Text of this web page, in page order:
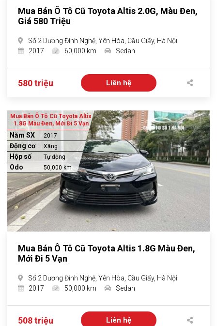
Mua Bán Ô Tô Cũ Toyota Altis 2.0G, Màu Đen,
Giá 580 Triệu
Số 2 Dương Đình Nghệ, Yên Hòa, Cầu Giấy, Hà Nội
2017
60,000 km Sedan
580 triệu Liên hệ
Mua Bán Ô Tô Cũ Toyota Altis
1.8G Màu Đen, Mới Đi 5 Vạn
Năm SX 2017
Động cơ Xăng
Hộp số Tự động
Odo 50,000 km
Mua Bán Ô Tô Cũ Toyota Altis 1.8G Màu Đen,
Mới Đi 5 Vạn
Số 2 Dương Đình Nghệ, Yên Hòa, Cầu Giấy, Hà Nội
2017
50,000 km Sedan
508 triệu Liên hệ